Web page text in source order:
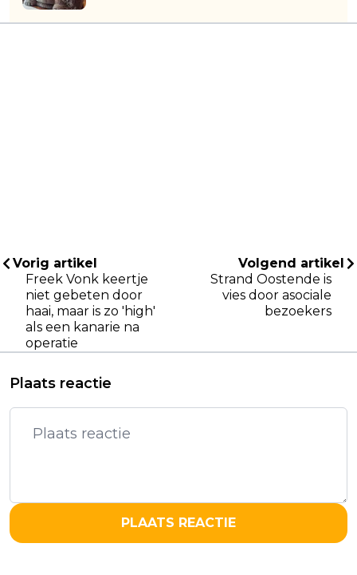
Vorig artikel
Freek Vonk keertje
niet gebeten door
haai, maar is zo 'high'
als een kanarie na
operatie
Volgend artikel
Strand Oostende is
vies door asociale
bezoekers
Plaats reactie
PLAATS REACTIE